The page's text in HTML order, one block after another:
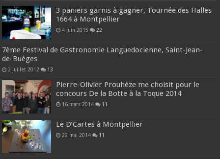
3 paniers garnis à gagner, Tournée des Halles
1664 à Montpellier
4 juin 2015 22
7ème Festival de Gastronomie Languedocienne, Saint-Jean-
de-Buèges
2 juillet 2012 13
Pierre-Olivier Prouhèze me choisit pour le
concours De la Botte à la Toque 2014
16 mars 2014 11
Le D’Cartes à Montpellier
29 mai 2014 11